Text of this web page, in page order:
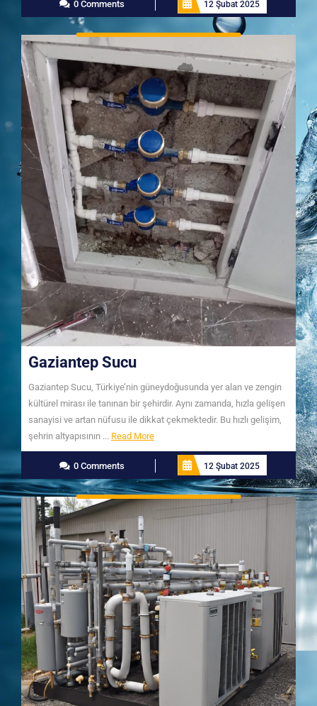
0 Comments
12 Şubat 2025
Gaziantep Sucu
Gaziantep Sucu, Türkiye’nin güneydoğusunda yer alan ve zengin
kültürel mirası ile tanınan bir şehirdir. Aynı zamanda, hızla gelişen
sanayisi ve artan nüfusu ile dikkat çekmektedir. Bu hızlı gelişim,
şehrin altyapısının ... Read MoreRead
More
0 Comments
12 Şubat 2025